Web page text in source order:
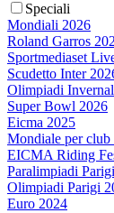
Speciali
Mondiali 2026
Roland Garros
Sportmediaset
Scudetto Inter
Olimpiadi
Super Bowl 2026
Eicma 2025
Mondiale per club
EICMA Riding
Paralimpiadi
Olimpiadi Parigi
Euro 2024